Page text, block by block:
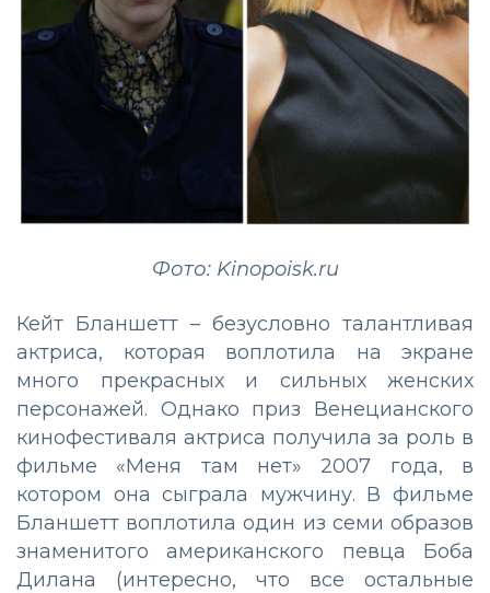
Фото: Kinopoisk.ru
Кейт Бланшетт – безусловно талантливая
актриса, которая воплотила на экране
много прекрасных и сильных женских
персонажей. Однако приз Венецианского
кинофестиваля актриса получила за роль в
фильме «Меня там нет» 2007 года, в
котором она сыграла мужчину. В фильме
Бланшетт воплотила один из семи образов
знаменитого американского певца Боба
Дилана (интересно, что все остальные